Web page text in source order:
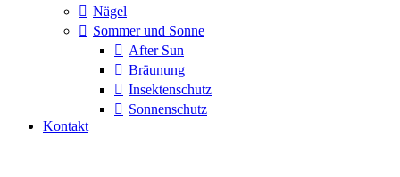
Nägel
Sommer und Sonne
After Sun
Bräunung
Insektenschutz
Sonnenschutz
Kontakt